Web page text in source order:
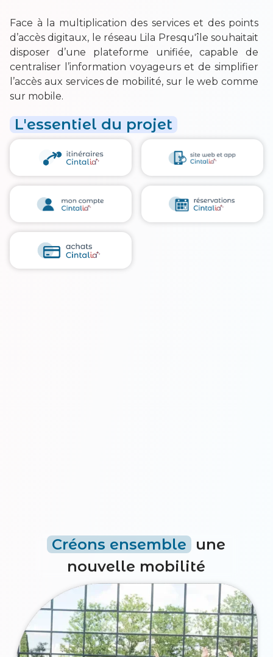
Face à la multiplication des services et des points
d’accès digitaux, le réseau Lila Presqu'île souhaitait
disposer d’une plateforme unifiée, capable de
centraliser l’information voyageurs et de simplifier
l’accès aux services de mobilité, sur le web comme
sur mobile.
L'essentiel du projet
Créons ensemble
une
nouvelle mobilité